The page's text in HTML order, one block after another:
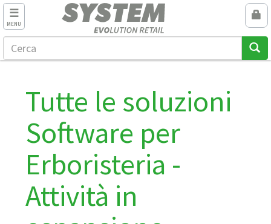
MENU
Tutte le soluzioni
Software per
Erboristeria -
Attività in